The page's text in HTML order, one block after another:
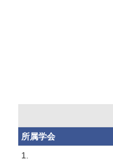
所属学会
1.